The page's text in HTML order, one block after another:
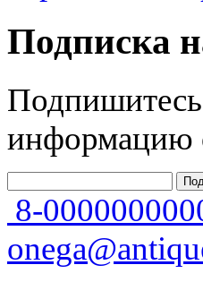
Подписка
информацию
8-